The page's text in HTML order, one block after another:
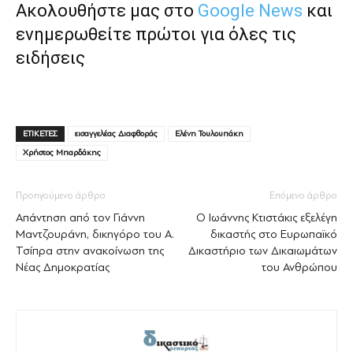
Ακολουθήστε μας στο Google News και
ενημερωθείτε πρώτοι για όλες τις
ειδήσεις
ΕΤΙΚΕΤΕΣ εισαγγελέας Διαφθοράς
Ελένη Τουλουπάκη
Χρήστος Μπαρδάκης
Προηγούμενο άρθρο
Απάντηση από τον Γιάννη
Μαντζουράνη, δικηγόρο του Α.
Τσίπρα στην ανακοίνωση της
Νέας Δημοκρατίας
Επόμενο άρθρο
Ο Ιωάννης Κτιστάκις εξελέγη
δικαστής στο Ευρωπαϊκό
Δικαστήριο των Δικαιωμάτων
του Ανθρώπου